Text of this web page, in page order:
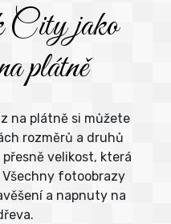
jako
plátně
na plátně si můžete
rozměrů a druhů
velikost, která
Všechny fotoobrazy
a napnuty na